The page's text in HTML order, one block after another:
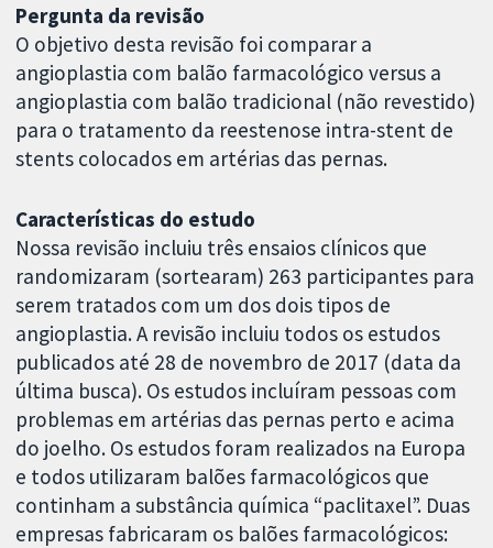
Pergunta da revisão
O objetivo desta revisão foi comparar a
angioplastia com balão farmacológico versus a
angioplastia com balão tradicional (não revestido)
para o tratamento da reestenose intra-stent de
stents colocados em artérias das pernas.
Características do estudo
Nossa revisão incluiu três ensaios clínicos que
randomizaram (sortearam) 263 participantes para
serem tratados com um dos dois tipos de
angioplastia. A revisão incluiu todos os estudos
publicados até 28 de novembro de 2017 (data da
última busca). Os estudos incluíram pessoas com
problemas em artérias das pernas perto e acima
do joelho. Os estudos foram realizados na Europa
e todos utilizaram balões farmacológicos que
continham a substância química “paclitaxel”. Duas
empresas fabricaram os balões farmacológicos: